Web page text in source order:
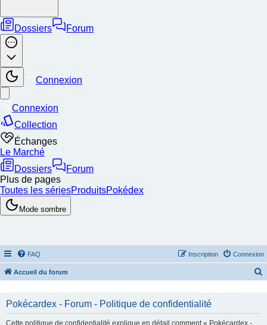
FAQ Connexion
Inscription
Accueil du forum
Pokécardex - Forum - Politique de confidentialité
Cette politique de confidentialité explique en détail comment « Pokécardex -